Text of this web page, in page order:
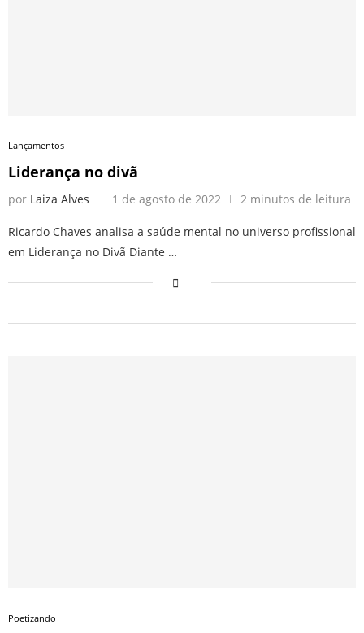
Lançamentos
Liderança no divã
por Laiza Alves 1 de agosto de 2022 2 minutos de leitura
Ricardo Chaves analisa a saúde mental no universo profissional
em Liderança no Divã Diante …
Poetizando